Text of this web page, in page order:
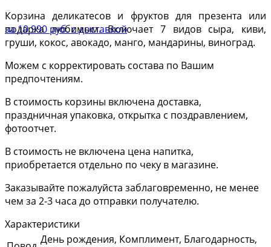
Корзина деликатесов и фруктов для презента или
подарка любимым. Включает 7 видов сыра, киви,
груши, кокос, авокадо, манго, мандарины, виноград.
Можем с корректировать состава по Вашим
предпочтениям.
В стоимость корзины включена доставка,
праздничная упаковка, открытка с поздравлением,
фотоотчет.
В стоимость не включена цена напитка,
приобретается отдельно по чеку в магазине.
Заказывайте пожалуйста заблаговременно, не менее
чем за 2-3 часа до отправки получателю.
Характеристики
День рождения, Комплимент, Благодарность,